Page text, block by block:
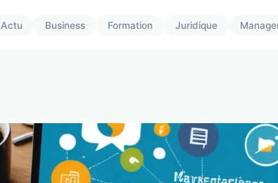
Actu Business Formation Juridique